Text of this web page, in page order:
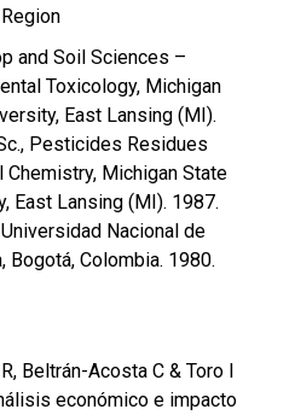
and Soil Sciences –
Toxicology, Michigan
East Lansing (MI).
Pesticides Residues
Chemistry, Michigan State
East Lansing (MI). 1987.
Nacional de
Bogotá, Colombia. 1980.
Beltrán-Acosta C & Toro I
económico e impacto